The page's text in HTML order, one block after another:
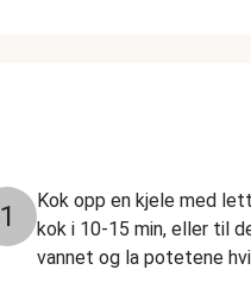
1
Kok opp en kjele med
kok i 10-15 min, eller til
vannet og la potetene